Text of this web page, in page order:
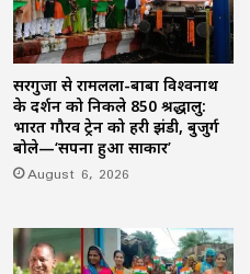
सरगुजा से रामलला-बाबा विश्वनाथ
के दर्शन को निकले 850 श्रद्धालु:
भारत गौरव ट्रेन को हरी झंडी, बुजुर्ग
बोले—‘सपना हुआ साकार’
August 6, 2026